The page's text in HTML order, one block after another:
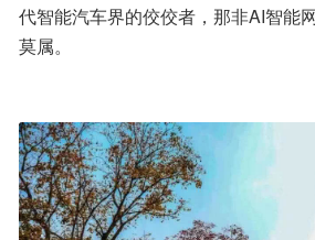
代智能汽车界的佼佼者，那非AI智
莫属。